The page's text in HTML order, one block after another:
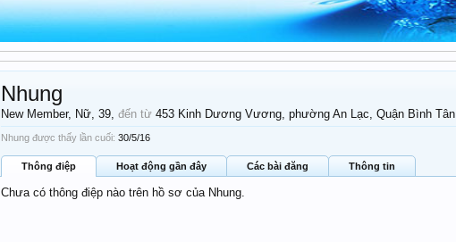
Nhung
New Member, Nữ, 39,đến từ 453 Kinh Dương Vương, phường An Lạc, Quận Bình Tân
Nhung được thấy lần cuối: 30/5/16
Thông điệp Hoạt động gần đây Các bài đăng Thông tin
Chưa có thông điệp nào trên hồ sơ của Nhung.